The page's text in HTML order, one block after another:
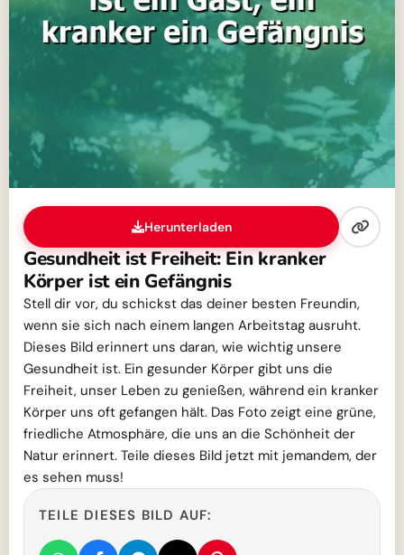
Herunterladen
Gesundheit ist Freiheit: Ein kranker
Körper ist ein Gefängnis
Stell dir vor, du schickst das deiner besten Freundin,
wenn sie sich nach einem langen Arbeitstag ausruht.
Dieses Bild erinnert uns daran, wie wichtig unsere
Gesundheit ist. Ein gesunder Körper gibt uns die
Freiheit, unser Leben zu genießen, während ein kranker
Körper uns oft gefangen hält. Das Foto zeigt eine grüne,
friedliche Atmosphäre, die uns an die Schönheit der
Natur erinnert. Teile dieses Bild jetzt mit jemandem, der
es sehen muss!
TEILE DIESES BILD AUF: